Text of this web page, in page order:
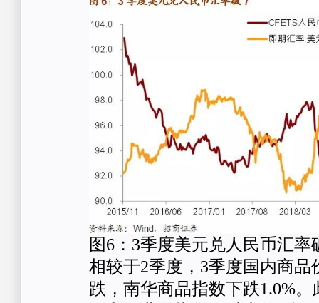
图6：3季度美元兑人民币汇率
相较于2季度，3季度国内商品
跌，南华商品指数下跌1.0%